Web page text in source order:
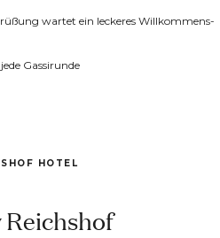
wartet ein leckeres Willkommens-
Gassirunde
HOTEL